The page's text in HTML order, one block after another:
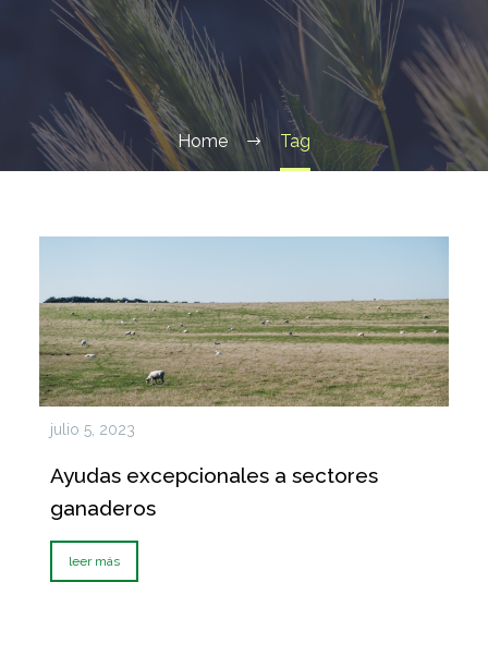
Home Tag
julio 5, 2023
Ayudas excepcionales a sectores
ganaderos
leer más